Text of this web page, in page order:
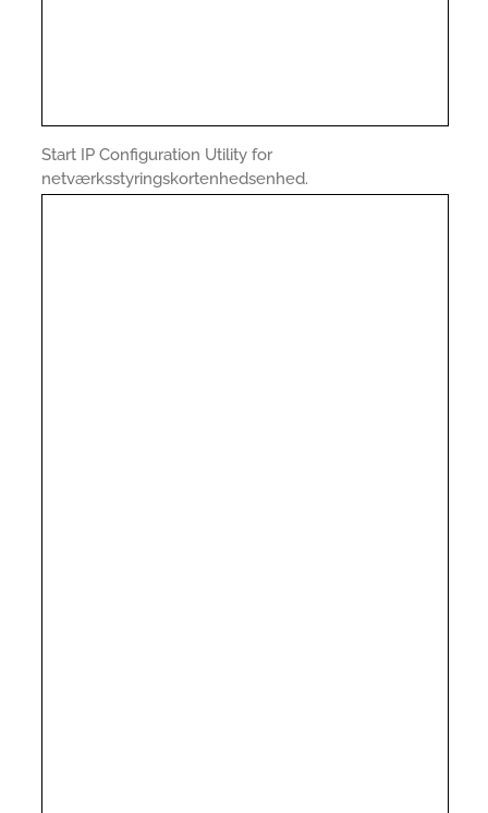
Start IP Configuration Utility for
netværksstyringskortenhedsenhed.